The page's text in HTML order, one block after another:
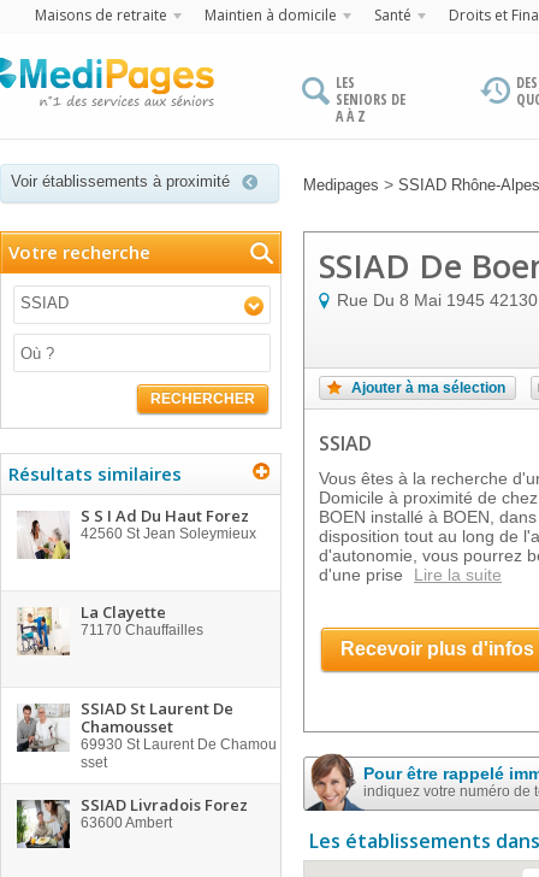
Maisons de retraite Maintien à domicile Santé Droits et
LES
SENIORS DE
A À Z
Voir établissements à proximité Medipages > SSIAD Rhône-Alpes
Votre recherche
SSIAD
RECHERCHER
Résultats similaires
S S I Ad Du Haut Forez
42560 St Jean Soleymieux
La Clayette
71170 Chauffailles
SSIAD St Laurent De
Chamousset
69930 St Laurent De Chamou
sset
SSIAD Livradois Forez
63600Ambert
SSIAD De
Rue Du 8 Mai 1945 42130
Ajouter à ma sélection
SSIAD
Vous êtes à la recherche
Domicile à proximité de
BOEN installé à BOEN,
disposition tout au long de
d'autonomie, vous pourrez
d'une prise
Lire la suite
Recevoir plus d'infos
Pour être rappelé
indiquez votre numéro de
Les établissements